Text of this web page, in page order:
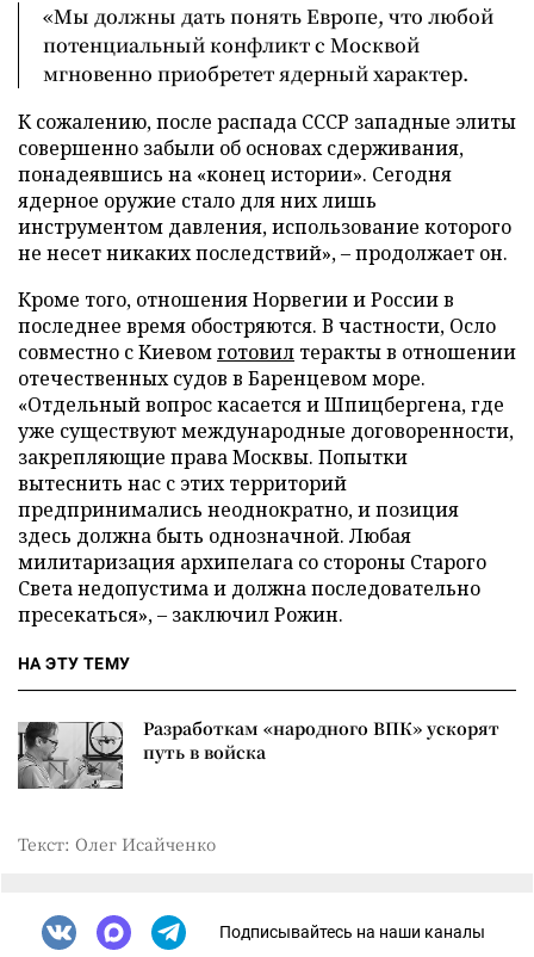
«Мы должны дать понять Европе, что любой
потенциальный конфликт с Москвой
мгновенно приобретет ядерный характер.
К сожалению, после распада СССР западные элиты
совершенно забыли об основах сдерживания,
понадеявшись на «конец истории». Сегодня
ядерное оружие стало для них лишь
инструментом давления, использование которого
не несет никаких последствий», – продолжает он.
Кроме того, отношения Норвегии и России в
последнее время обостряются. В частности, Осло
совместно с Киевомготовил теракты в отношении
отечественных судов в Баренцевом море.
«Отдельный вопрос касается и Шпицбергена, где
уже существуют международные договоренности,
закрепляющие права Москвы. Попытки
вытеснить нас с этих территорий
предпринимались неоднократно, и позиция
здесь должна быть однозначной. Любая
милитаризация архипелага со стороны Старого
Света недопустима и должна последовательно
пресекаться», – заключил Рожин.
НА ЭТУ ТЕМУ
Разработкам «народного ВПК» ускорят
путь в войска
Текст: Олег Исайченко
Подписывайтесь на наши каналы